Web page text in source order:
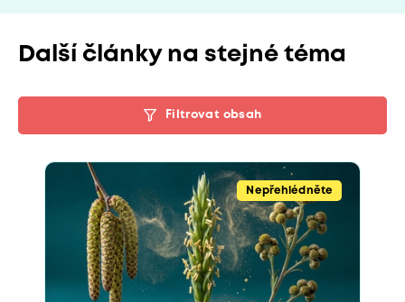
Další články na stejné téma
Filtrovat obsah
Nepřehlédněte